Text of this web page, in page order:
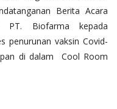
Berita Acara
Biofarma kepada
penurunan vaksin Covid-
di dalam Cool Room